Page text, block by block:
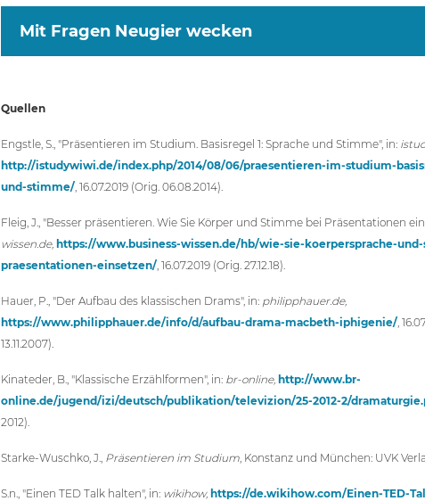
Mit Fragen Neugier wecken
Quellen
Engstle, S., "Präsentieren im Studium. Basisregel 1: Sprache und Stimme", in:
http://istudywiwi.de/index.php/2014/08/06/praesentieren-im-studium-
und-stimme/, 16.07.2019 (Orig. 06.08.2014).
Fleig, J., "Besser präsentieren. Wie Sie Körper und Stimme bei Präsentationen
wissen.de, https://www.business-wissen.de/hb/wie-sie-koerpersprache-
praesentationen-einsetzen/, 16.07.2019 (Orig. 27.12.18).
Hauer, P., "Der Aufbau des klassischen Drams", in: philipphauer.de,
https://www.philipphauer.de/info/d/aufbau-drama-macbeth-iphigenie/,
13.11.2007).
Kinateder, B., "Klassische Erzählformen", in: br-online, http://www.br-
online.de/jugend/izi/deutsch/publikation/televizion/25-2012-2/
2012).
Starke-Wuschko, J., Präsentieren im Studium, Konstanz und München: UVK
S.n., "Einen TED Talk halten", in: wikihow, https://de.wikihow.com/Einen-TED-